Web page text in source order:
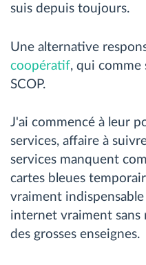
suis depuis toujours.
Une alternative
coopératif, qui comme
SCOP.
J'ai commencé à leur
services, affaire à
services manquent
cartes bleues
vraiment
internet vraiment sans
des grosses enseignes.